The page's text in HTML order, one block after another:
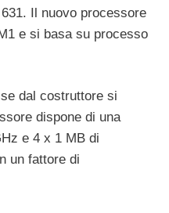
Il nuovo processore
e si basa su processo
dal costruttore si
dispone di una
e 4 x 1 MB di
un fattore di